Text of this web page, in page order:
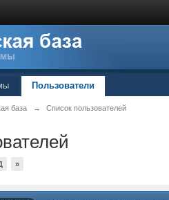
Пользователи
база → Список пользователей
»